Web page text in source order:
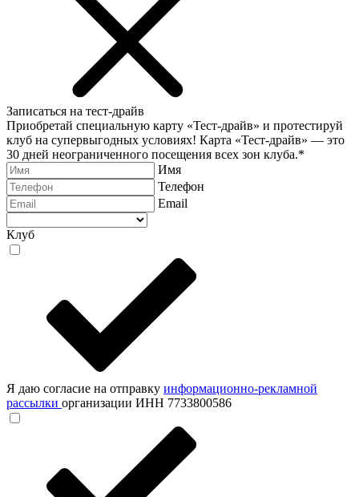
Записаться на тест-драйв
Приобретай специальную карту «Тест-драйв» и протестируй
клуб на супервыгодных условиях! Карта «Тест-драйв» — это
30 дней неограниченного посещения всех зон клуба.*
Имя
Телефон
Email
Клуб
Я даю согласие на отправку информационно-рекламной
рассылки организации ИНН 7733800586